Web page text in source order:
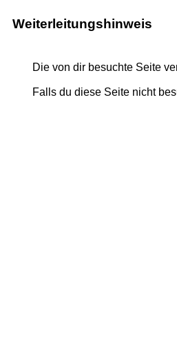
Weiterleitungshinweis
Die von dir besuchte Seite
Falls du diese Seite nicht